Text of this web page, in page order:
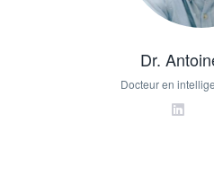
Dr.
Docteur en